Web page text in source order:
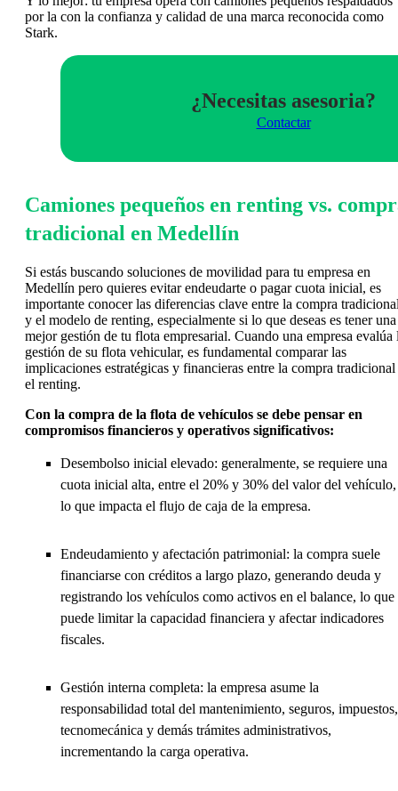
por la con la confianza y calidad de una marca reconocida como
Stark.
¿Necesitas asesoria?
Contactar
Camiones pequeños en renting vs.
tradicional en Medellín
Si estás buscando soluciones de movilidad para tu empresa en
Medellín pero quieres evitar endeudarte o pagar cuota inicial, es
importante conocer las diferencias clave entre la compra
y el modelo de renting, especialmente si lo que deseas es tener una
mejor gestión de tu flota empresarial. Cuando una empresa evalúa
gestión de su flota vehicular, es fundamental comparar las
implicaciones estratégicas y financieras entre la compra
el renting.
Con la compra de la flota de vehículos se debe pensar en
compromisos financieros y operativos significativos:
Desembolso inicial elevado: generalmente, se requiere una
cuota inicial alta, entre el 20% y 30% del valor del vehículo,
lo que impacta el flujo de caja de la empresa.
Endeudamiento y afectación patrimonial: la compra suele
financiarse con créditos a largo plazo, generando deuda y
registrando los vehículos como activos en el balance, lo que
puede limitar la capacidad financiera y afectar indicadores
fiscales.
Gestión interna completa: la empresa asume la
responsabilidad total del mantenimiento, seguros, impuestos,
tecnomecánica y demás trámites administrativos,
incrementando la carga operativa.